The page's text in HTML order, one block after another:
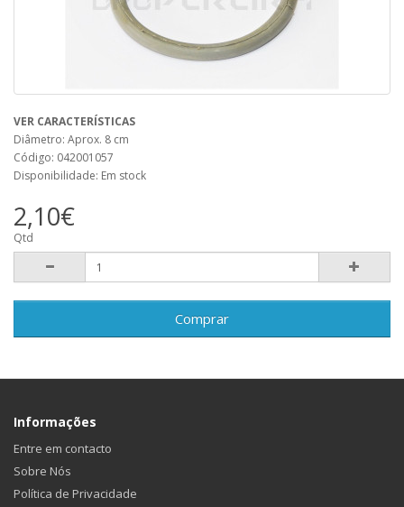
VER CARACTERÍSTICAS
Diâmetro: Aprox. 8 cm
Código: 042001057
Disponibilidade: Em stock
2,10€
Qtd
Comprar
Informações
Entre em contacto
Sobre Nós
Política de Privacidade